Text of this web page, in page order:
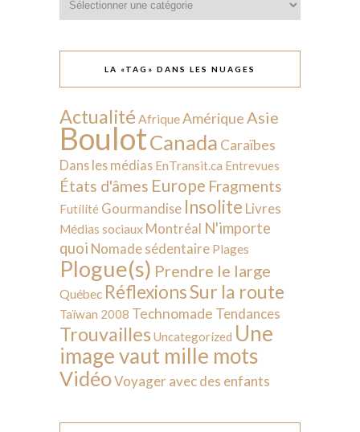
LA «TAG» DANS LES NUAGES
Actualité AfriqueAmérique Asie
BoulotCanada Caraïbes
Dans les médias EnTransit.ca Entrevues
États d'âmes Europe Fragments
Futilité Gourmandise Insolite Livres
Médias sociaux Montréal N'importe
quoi Nomade sédentaire Plages
Plogue(s) Prendre le large
Québec RéflexionsSur la route
Taïwan 2008 Technomade Tendances
Trouvailles Uncategorized Une
image vaut mille mots
VidéoVoyager avec des enfants